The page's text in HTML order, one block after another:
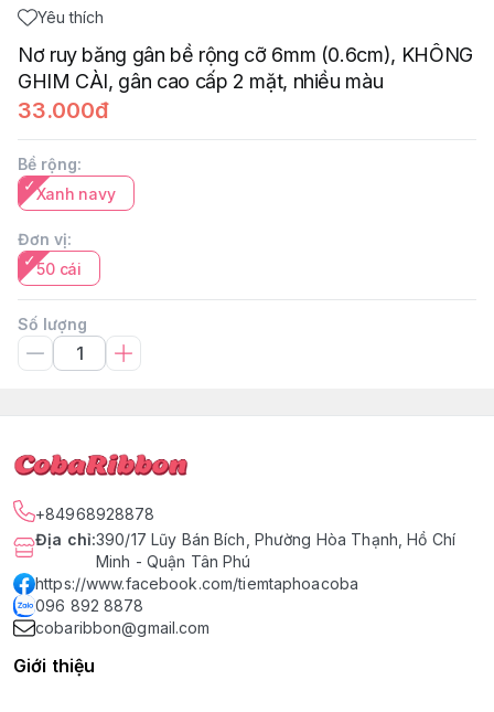
Yêu thích
Nơ ruy băng gân bề rộng cỡ 6mm (0.6cm), KHÔNG
GHIM CÀI, gân cao cấp 2 mặt, nhiều màu
33.000đ
Bề rộng:
Xanh navy
Đơn vị:
50 cái
Số lượng
+84968928878
Địa chỉ:390/17 Lũy Bán Bích, Phường Hòa Thạnh, Hồ Chí
Minh - Quận Tân Phú
https://www.facebook.com/tiemtaphoacoba
096 892 8878
cobaribbon@gmail.com
Giới thiệu